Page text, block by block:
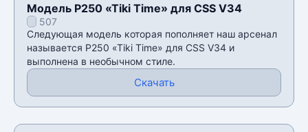
Модель P250 «Tiki Time» для CSS V34
507
Следующая модель которая пополняет наш арсенал
называется P250 «Tiki Time» для CSS V34 и
выполнена в необычном стиле.
Скачать